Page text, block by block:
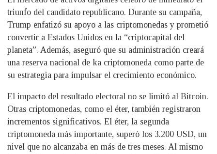
triunfo del candidato republicano. Durante su campaña,
Trump enfatizó su apoyo a las criptomonedas y prometió
convertir a Estados Unidos en la “criptocapital del
planeta”. Además, aseguró que su administración creará
una reserva nacional de ka criptomoneda como parte de
su estrategia para impulsar el crecimiento económico.
El impacto del resultado electoral no se limitó al Bitcoin.
Otras criptomonedas, como el éter, también registraron
incrementos significativos. El éter, la segunda
criptomoneda más importante, superó los 3.200 USD, un
nivel que no alcanzaba en más de tres meses. Al mismo